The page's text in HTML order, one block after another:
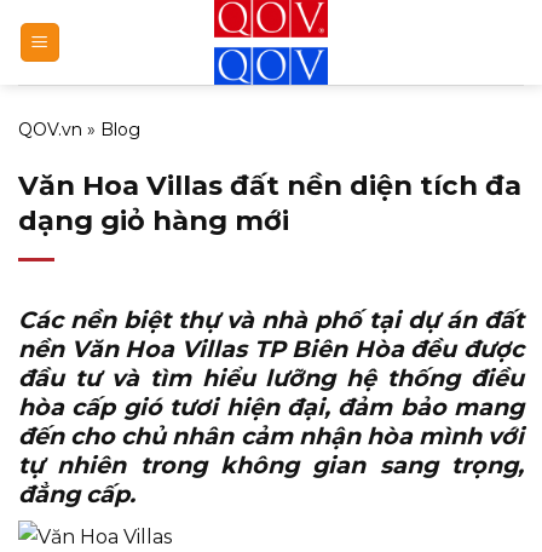
qua
nội
dung
QOV.vn » Blog
Văn Hoa Villas đất nền diện tích đa
dạng giỏ hàng mới
Các nền biệt thự và nhà phố tại dự án đất
nền Văn Hoa Villas TP Biên Hòađều được
đầu tư và tìm hiểu lưỡng hệ thống điều
hòa cấp gió tươi hiện đại, đảm bảo mang
đến cho chủ nhân cảm nhận hòa mình với
tự nhiên trong không gian sang trọng,
đẳng cấp.